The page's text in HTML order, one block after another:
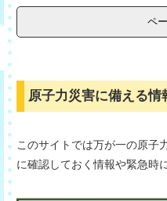
ペ
原子力災害に備える情
このサイトでは万が一の原子
に確認しておく情報や緊急時